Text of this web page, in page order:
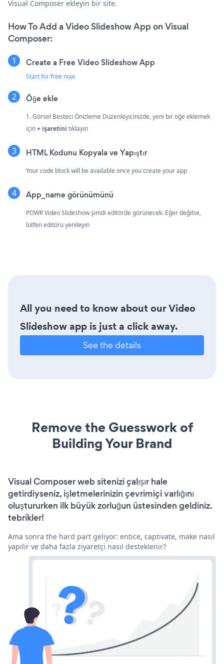
Visual Composer ekleyin bir site.
How To Add a Video Slideshow App on Visual
Composer:
Create a Free Video Slideshow App
Start for free now
Öğe ekle
1. Görsel Besteci Önizleme Düzenleyicinizde, yeni bir öğe eklemek
için+ işaretini tıklayın
HTML Kodunu Kopyala ve Yapıştır
Your code block will be available once you create your app
App_name görünümünü
POWR Video Slideshow şimdi editörde görünecek. Eğer değilse,
lütfen editörü yenileyin
All you need to know about our Video
Slideshow app is just a click away.
See the details
Remove the Guesswork of
Building Your Brand
Visual Composer web sitenizi çalışır hale
getirdiyseniz, işletmelerinizin çevrimiçi varlığını
oluştururken ilk büyük zorluğun üstesinden geldiniz.
tebrikler!
Ama sonra the hard part geliyor: entice, captivate, make nasıl
yapılır ve daha fazla ziyaretçi nasıl desteklenir?